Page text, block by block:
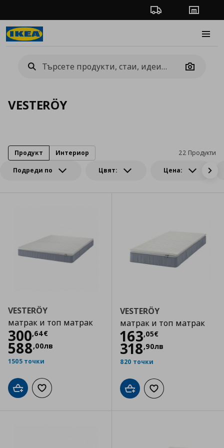
Проследяване на
Camera
VESTERÖY
Подреди по Цвят: Цена:
22 Продукти
Продукт Интериор
VESTERÖY
матрак и топ матрак
300,64€
Цена
588,00лв
1505 точки
Добави в кошницата
Добави към списъка с любими
VESTERÖY
матрак и топ матрак
163,05€
Цена
318,90лв
820 точки
Добави в кошницата
Добави към